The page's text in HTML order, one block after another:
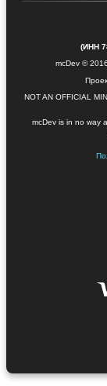
(ИНН
mcDev ©
NOT AN OFFICIAL
mcDev is in no way